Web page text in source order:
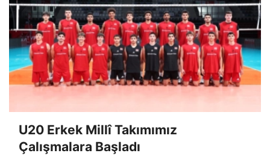
U20 Erkek Millî Takımımız
Çalışmalara Başladı